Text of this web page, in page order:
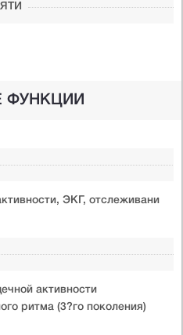
ФУНКЦИИ
ЭКГ, отслеживани
активности
ритма (3?го поколения)